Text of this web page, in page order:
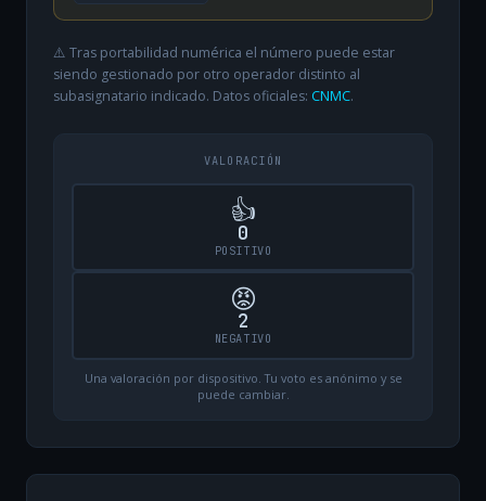
⚠️ Tras portabilidad numérica el número puede estar
siendo gestionado por otro operador distinto al
subasignatario indicado. Datos oficiales: CNMC.
VALORACIÓN
👍
0
POSITIVO
😡
2
NEGATIVO
Una valoración por dispositivo. Tu voto es anónimo y se
puede cambiar.